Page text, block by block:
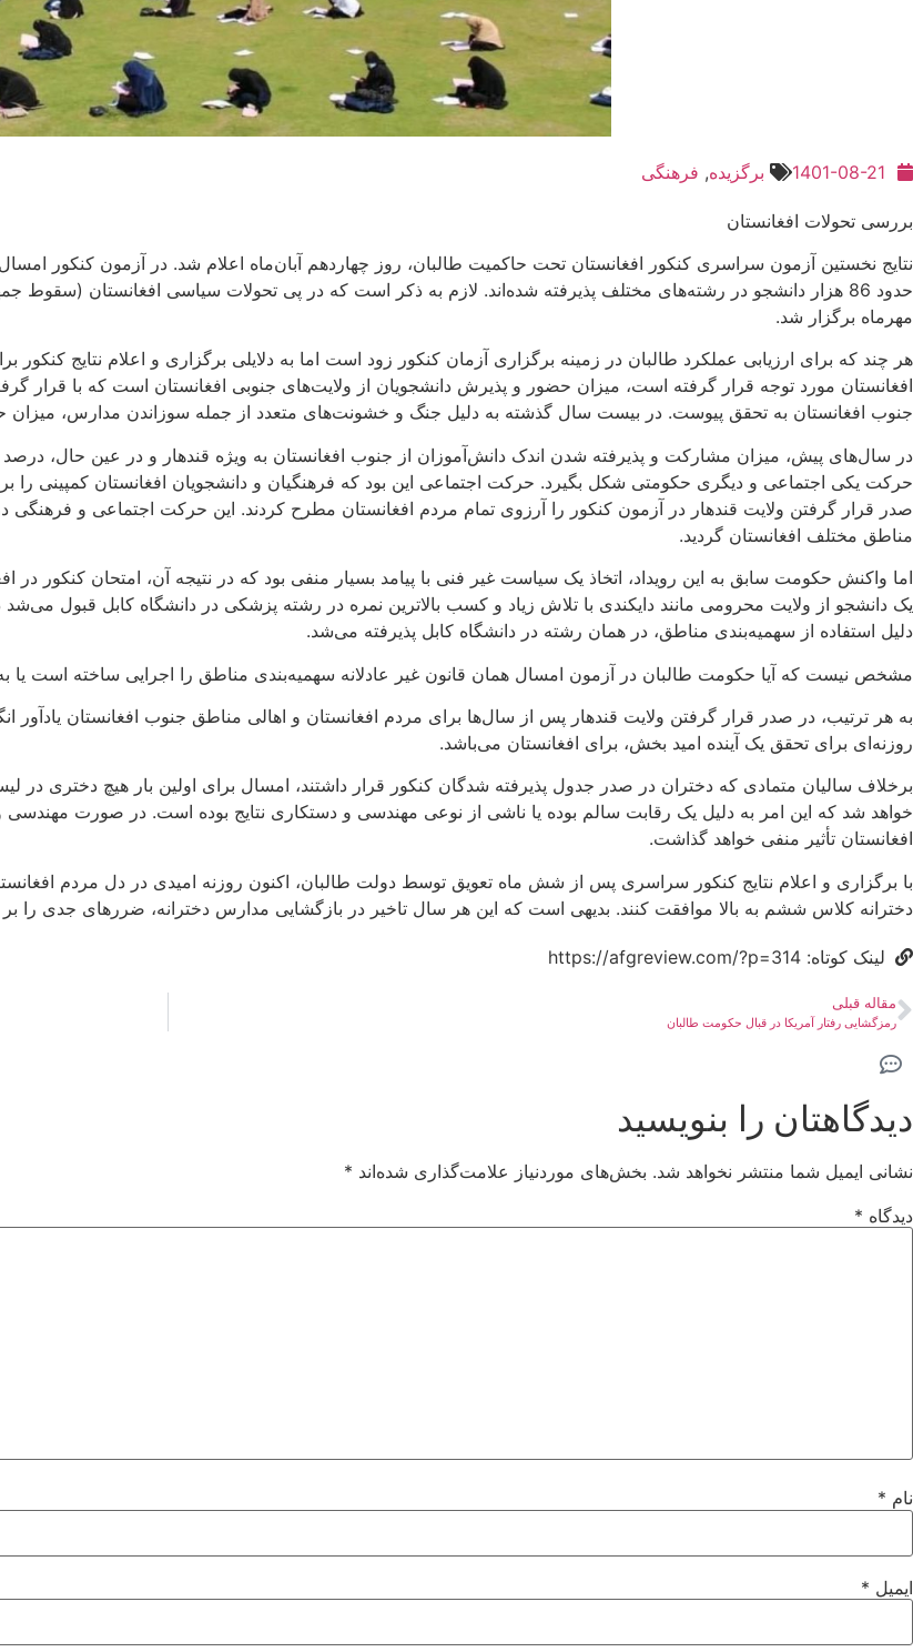
1401-08-21 برگزیده, فرهنگی
بررسی تحولات افغانستان
حدود 86 هزار دانشجو در رشته‌های مختلف پذیرفته شده‌اند. لازم به ذکر است که در پی تحولات سیاسی افغانستان
مهرماه برگزار شد.
هر چند که برای ارزیابی عملکرد طالبان در زمینه برگزاری آزمان کنکور زود است اما به دلایلی برگزاری و اعلام نتایج
افغانستان مورد توجه قرار گرفته است، میزان حضور و پذیرش دانشجویان از ولایت‌های جنوبی افغانستان است که با قرار
جنوب افغانستان به تحقق پیوست. در بیست سال گذشته به دلیل جنگ و خشونت‌های متعدد از جمله سوزاندن مدارس، میزان
در سال‌های پیش، میزان مشارکت و پذیرفته شدن اندک دانش‌آموزان از جنوب افغانستان به ویژه قندهار و در عین حال، درصد
حرکت یکی اجتماعی و دیگری حکومتی شکل بگیرد. حرکت اجتماعی این بود که فرهنگیان و دانشجویان افغانستان کمپینی را
صدر قرار گرفتن ولایت قندهار در آزمون کنکور را آرزوی تمام مردم افغانستان مطرح کردند. این حرکت اجتماعی و
مناطق مختلف افغانستان گردید.
اما واکنش حکومت سابق به این رویداد، اتخاذ یک سیاست غیر فنی با پیامد بسیار منفی بود که در نتیجه آن، امتحان کنکور
یک دانشجو از ولایت محرومی مانند دایکندی با تلاش زیاد و کسب بالاترین نمره در رشته پزشکی در دانشگاه کابل قبول
دلیل استفاده از سهمیه‌بندی مناطق، در همان رشته در دانشگاه کابل پذیرفته می‌شد.
مشخص نیست که آیا حکومت طالبان در آزمون امسال همان قانون غیر عادلانه سهمیه‌بندی مناطق را اجرایی ساخته است یا
به هر ترتیب، در صدر قرار گرفتن ولایت قندهار پس از سال‌ها برای مردم افغانستان و اهالی مناطق جنوب افغانستان
روزنه‌ای برای تحقق یک آینده امید بخش، برای افغانستان می‌باشد.
برخلاف سالیان متمادی که دختران در صدر جدول پذیرفته شدگان کنکور قرار داشتند، امسال برای اولین بار هیچ دختری
خواهد شد که این امر به دلیل یک رقابت سالم بوده یا ناشی از نوعی مهندسی و دستکاری نتایج بوده است. در صورت مهندسی و
افغانستان تأثیر منفی خواهد گذاشت.
با برگزاری و اعلام نتایج کنکور سراسری پس از شش ماه تعویق توسط دولت طالبان، اکنون روزنه‌ امیدی در دل مردم
دخترانه کلاس ششم به بالا موافقت کنند. بدیهی است که این هر سال تاخیر در بازگشایی مدارس دخترانه، ضررهای جدی را
لینک کوتاه: https://afgreview.com/?p=314
مقاله قبلی
رمزگشایی رفتار آمریکا در قبال حکومت طالبان
دیدگاهتان را بنویسید
نشانی ایمیل شما منتشر نخواهد شد. بخش‌های موردنیاز علامت‌گذاری شده‌اند *
دیدگاه *
نام *
ایمیل *